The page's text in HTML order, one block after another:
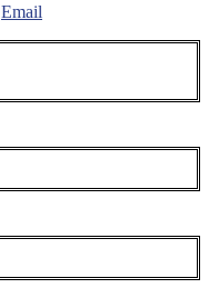
Email